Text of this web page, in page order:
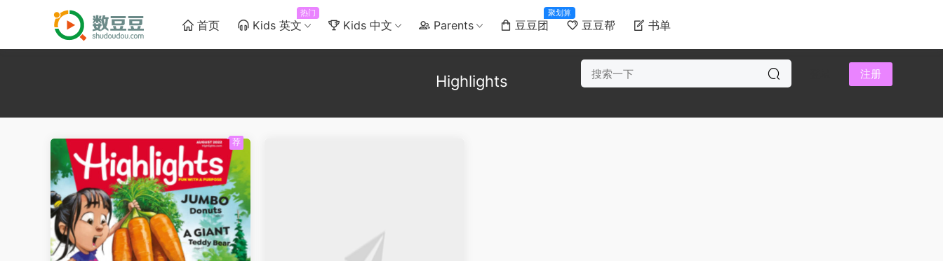
首页 Kids 英文
热门
Kids 中文 Parents 豆豆团
聚划算
豆豆帮 书单
注册
Highlights
荐